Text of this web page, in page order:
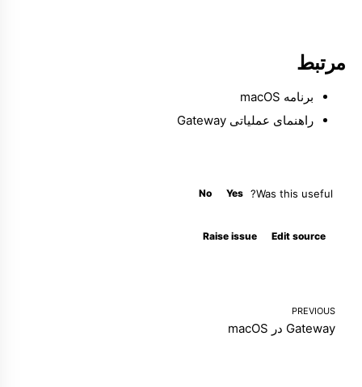
مرتبط
برنامه macOS
راهنمای عملیاتی Gateway
Was this useful?
Yes
No
Edit source
Raise issue
PREVIOUS
Gateway در macOS